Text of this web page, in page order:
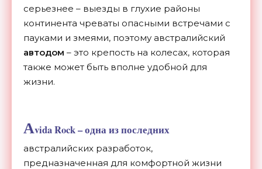
серьезнее – выезды в глухие районы
континента чреваты опасными встречами с
пауками и змеями, поэтому австралийский
автодом – это крепость на колесах, которая
также может быть вполне удобной для
жизни.
Avida Rock – одна из последних
австралийских разработок,
предназначенная для комфортной жизни